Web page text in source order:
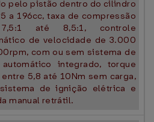
pelo pistão dentro do cilindro
a 196cc, taxa de compressão
até 8,5:1, controle
de velocidade de 3.000
com ou sem sistema de
integrado, torque
5,8 até 10Nm sem carga,
de ignição elétrica e
manual retrátil.